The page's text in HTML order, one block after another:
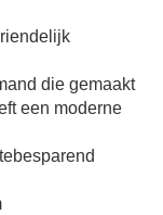
die gemaakt
een moderne